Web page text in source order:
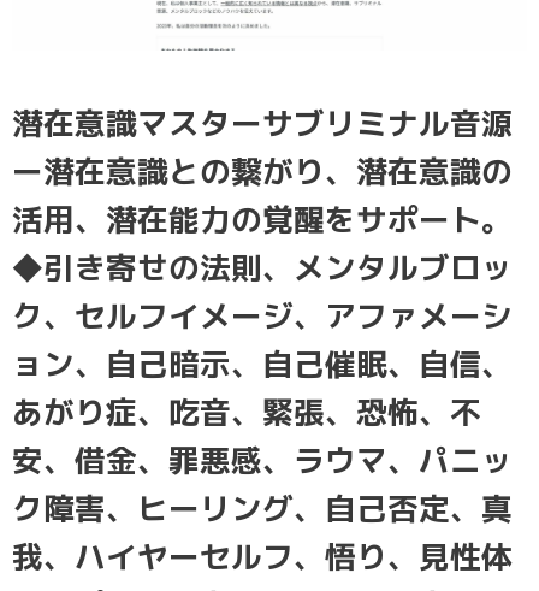
潜在意識マスターサブリミナル音源
ー潜在意識との繋がり、潜在意識の
活用、潜在能力の覚醒をサポート。
◆引き寄せの法則、メンタルブロッ
ク、セルフイメージ、アファメーシ
ョン、自己暗示、自己催眠、自信、
あがり症、吃音、緊張、恐怖、不
安、借金、罪悪感、ラウマ、パニッ
ク障害、ヒーリング、自己否定、真
我、ハイヤーセルフ、悟り、見性体